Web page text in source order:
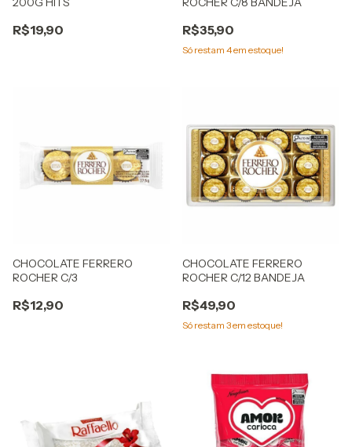
R$19,90 R$35,90
Só restam 4em estoque!
CHOCOLATE FERRERO
ROCHER C/3
R$12,90
CHOCOLATE FERRERO
ROCHER C/12 BANDEJA
R$49,90
Só restam 3em estoque!